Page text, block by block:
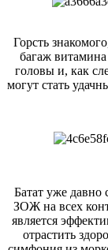
Горсть
багаж
головы и, как
могут стать
​Батат уже давно
ЗОЖ на всех
является
отрастить